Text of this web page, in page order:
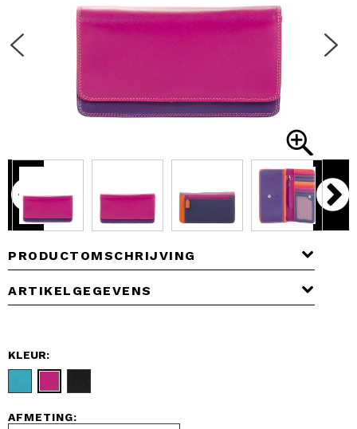
PRODUCTOMSCHRIJVING
ARTIKELGEGEVENS
KLEUR:
AFMETING: